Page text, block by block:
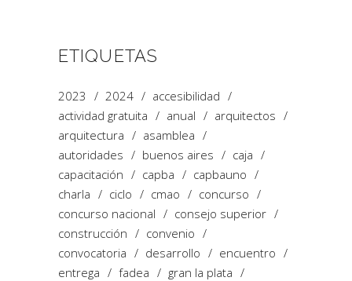
ETIQUETAS
2023 2024
accesibilidad
actividad gratuita
anual
arquitectos
arquitectura
asamblea
autoridades
buenos aires
caja
capacitación
capba
capbauno
charla
ciclo cmao
concurso
concurso nacional
consejo superior
construcción
convenio
convocatoria
desarrollo
encuentro
entrega
fadea
gran la plata